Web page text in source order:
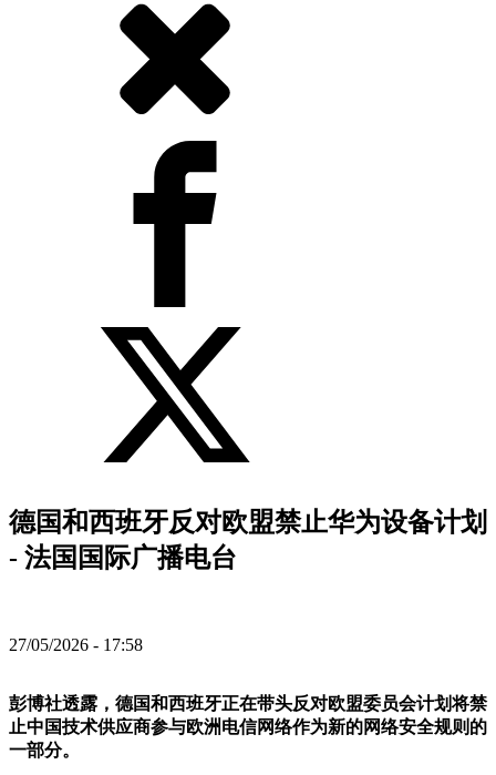
德国和西班牙反对欧盟禁止华为设备计划
- 法国国际广播电台
27/05/2026 - 17:58
彭博社透露，德国和西班牙正在带头反对欧盟委员会计划将禁
止中国技术供应商参与欧洲电信网络作为新的网络安全规则的
一部分。